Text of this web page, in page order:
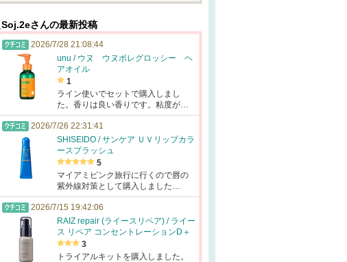
_Soj.2eさんの最新投稿
2026/7/28 21:08:44
unu / ウヌ ウヌボレグロッシー ヘ
アオイル
1
ライン使いでセットで購入しまし
た。香りは良い香りです。粘度が…
2026/7/26 22:31:41
SHISEIDO / サンケア ＵＶリップカラ
ースプラッシュ
5
マイアミピンク旅行に行くので唇の
紫外線対策として購入しました…
2026/7/15 19:42:06
RAIZ repair (ライースリペア) / ライー
ス リペア コンセントレーションD＋
3
トライアルキットを購入しました。